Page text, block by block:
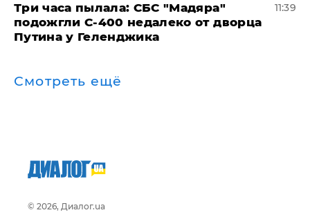
Три часа пылала: СБС "Мадяра"
подожгли С-400 недалеко от дворца
Путина у Геленджика
11:39
Смотреть ещё
© 2026, Диалог.ua